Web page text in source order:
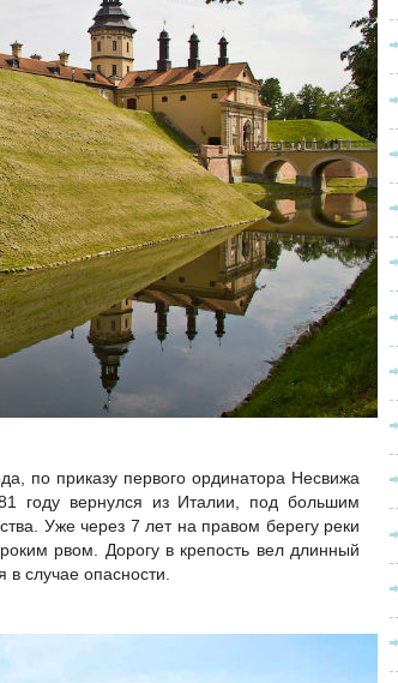
по приказу первого ординатора Несвижа
году вернулся из Италии, под большим
Уже через 7 лет на правом берегу реки
рвом. Дорогу в крепость вел длинный
случае опасности.